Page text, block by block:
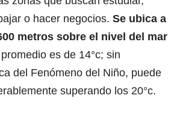
o hacer negocios. Se ubica a
metros sobre el nivel del mar
es de 14°c; sin
del Fenómeno del Niño, puede
superando los 20°c.